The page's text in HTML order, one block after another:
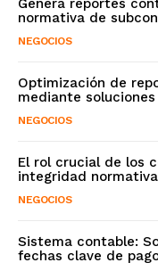
Genera reportes
normativa de
NEGOCIOS
Optimización de
mediante
NEGOCIOS
El rol crucial de los
integridad
NEGOCIOS
Sistema contable:
fechas clave de